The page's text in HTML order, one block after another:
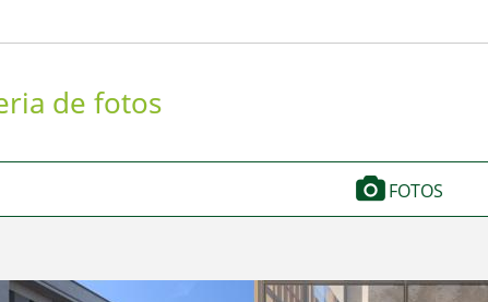
de fotos
FOTOS